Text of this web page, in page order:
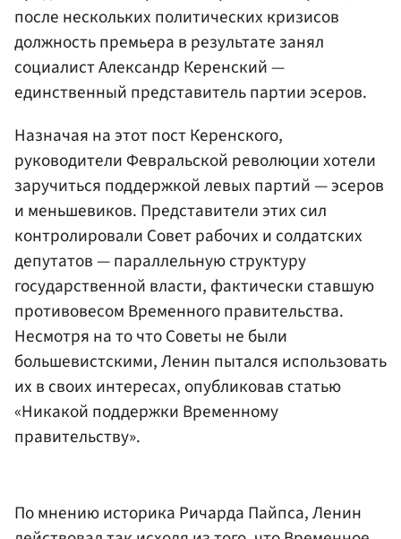
после нескольких политических кризисов
должность премьера в результате занял
социалистАлександр Керенский—
единственный представитель партии эсеров.
Назначая на этот пост Керенского,
руководители Февральской революции хотели
заручиться поддержкой левых партий — эсеров
и меньшевиков. Представители этих сил
контролировали Совет рабочих и солдатских
депутатов — параллельную структуру
государственной власти, фактически ставшую
противовесом Временного правительства.
Несмотря на то что Советы не были
большевистскими, Ленин пытался использовать
их в своих интересах, опубликовав статью
«Никакой поддержки Временному
правительству».
По мнению историка Ричарда Пайпса, Ленин